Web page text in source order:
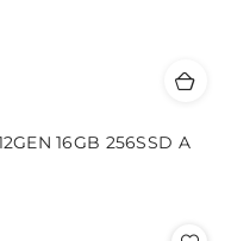
16GB 256SSD A